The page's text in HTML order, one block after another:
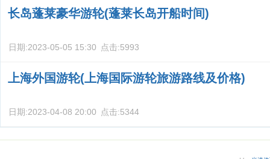
长岛蓬莱豪华游轮(蓬莱长岛开船时间)
日期:2023-05-05 15:30 点击:5993
上海外国游轮(上海国际游轮旅游路线及价格)
日期:2023-04-08 20:00 点击:5344